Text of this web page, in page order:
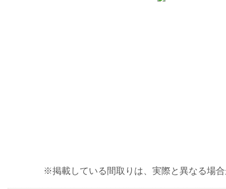
※掲載している間取りは、実際と異なる場